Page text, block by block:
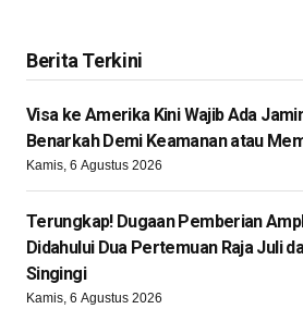
Berita Terkini
Visa ke Amerika Kini Wajib Ada
Benarkah Demi Keamanan atau
Kamis, 6 Agustus 2026
Terungkap! Dugaan Pemberian
Didahului Dua Pertemuan Raja Juli
Singingi
Kamis, 6 Agustus 2026